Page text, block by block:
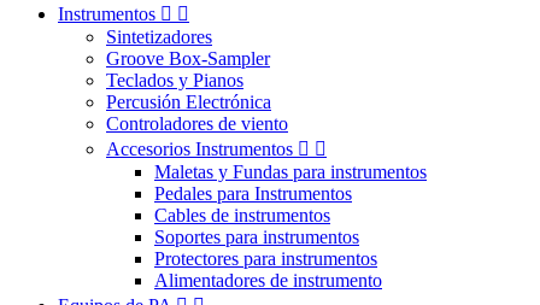
Instrumentos  
Sintetizadores
Groove Box-Sampler
Teclados y Pianos
Percusión Electrónica
Controladores de viento
Accesorios Instrumentos  
Maletas y Fundas para instrumentos
Pedales para Instrumentos
Cables de instrumentos
Soportes para instrumentos
Protectores para instrumentos
Alimentadores de instrumento